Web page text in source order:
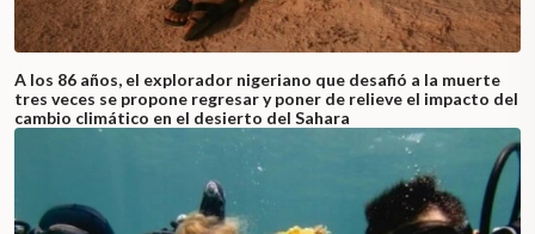
A los 86 años, el explorador nigeriano que desafió a la muerte
tres veces se propone regresar y poner de relieve el impacto del
cambio climático en el desierto del Sahara